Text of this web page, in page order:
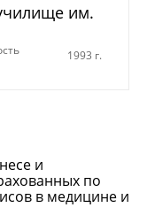
им.
1993 г.
и
по
в медицине и